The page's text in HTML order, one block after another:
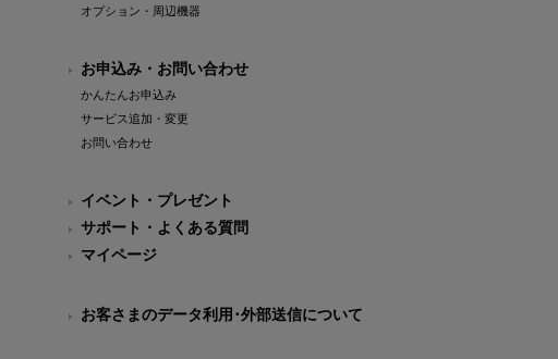
オプション・周辺機器
お申込み・お問い合わせ
かんたんお申込み
サービス追加・変更
お問い合わせ
イベント・プレゼント
サポート・よくある質問
マイページ
お客さまのデータ利用･外部送信について